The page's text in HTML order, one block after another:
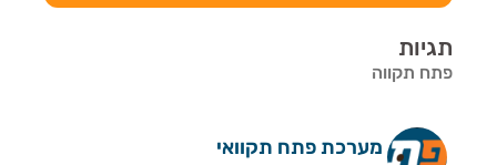
תגיות
פתח תקווה
מערכת פתח תקוואי